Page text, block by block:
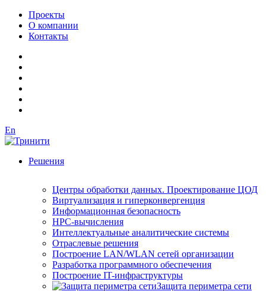
Проекты
О компании
Контакты
En
Решения
Центры обработки данных. Проектирование ЦОД
Виртуализация и гиперконвергенция
Информационная безопасность
HPC-вычисления
Интеллектуальные аналитические системы
Отраслевые решения
Построение LAN/WLAN сетей организации
Разработка программного обеспечения
Построение IT-инфраструктуры
Защита периметра сети